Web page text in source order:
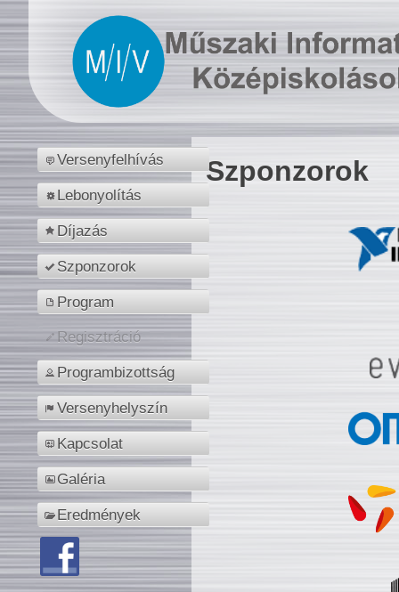
Versenyfelhívás
Lebonyolítás
Díjazás
Szponzorok
Program
Regisztráció
Programbizottság
Versenyhelyszín
Kapcsolat
Galéria
Eredmények
Szponzorok